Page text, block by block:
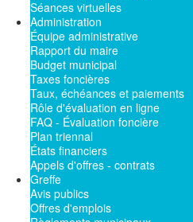
Séances virtuelles
Administration
Équipe administrative
Rapport du maire
Budget municipal
Taxes foncières
Taux, échéances et paiements
Rôle d'évaluation en ligne
FAQ - Évaluation foncière
Plan triennal
États financiers
Appels d'offres - contrats
Greffe
Avis publics
Offres d'emplois